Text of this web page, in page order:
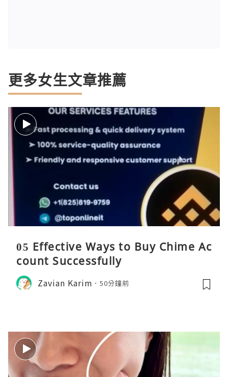
更多女生文章推薦
05 Effective Ways to Buy Chime Ac
count Successfully
Zavian Karim 50分鐘前